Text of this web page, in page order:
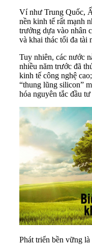
Ví như Trung Quốc,
nền kinh tế rất mạnh
trưởng dựa vào nhân
và khai thác tối đa tài
Tuy nhiên, các nước
nhiều năm trước đã
kinh tế công nghệ
“thung lũng silicon”
hóa nguyên tắc đầu
Phát triển bền vững